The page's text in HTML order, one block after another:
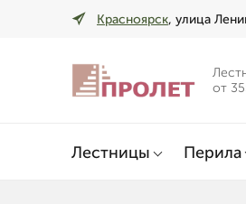
Красноярск, улица
от
Лестницы Перила